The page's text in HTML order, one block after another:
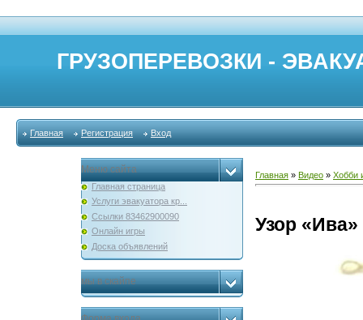
ГРУЗОПЕРЕВОЗКИ -
Главная Регистрация Вход
Меню сайта
Главная страница
Услуги эвакуатора кр...
Ссылки 83462900090
Онлайн игры
Доска объявлений
мы в скайпе
Главная » Видео » Хобби
Узор «Ива»